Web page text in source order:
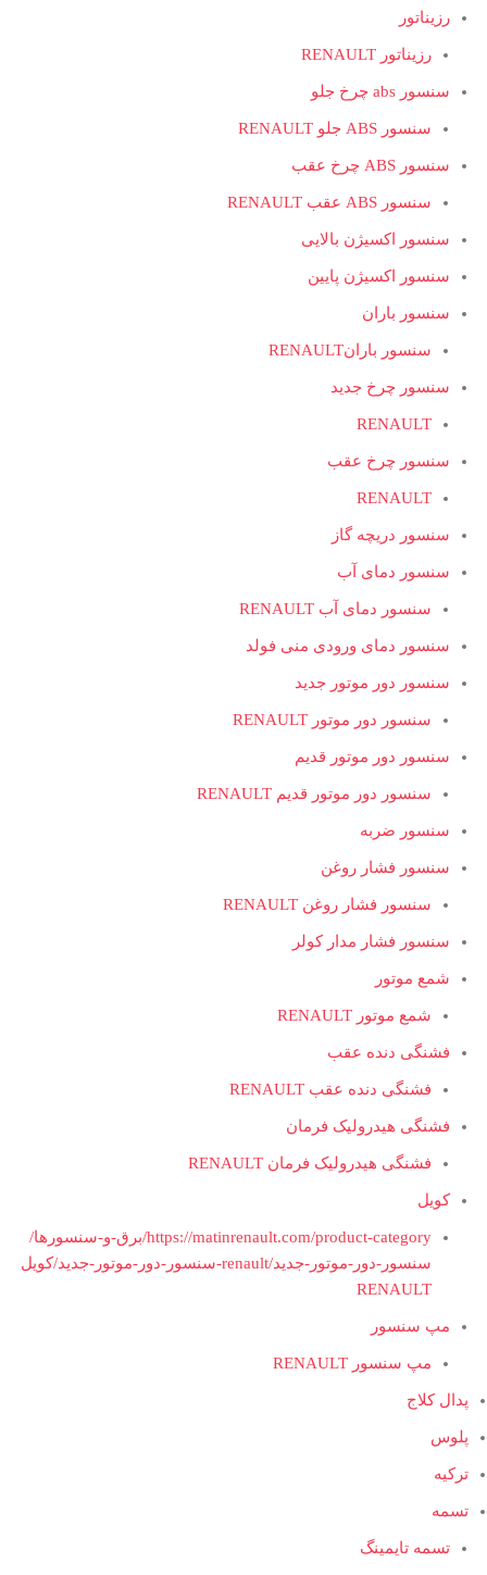
رزیناتور
رزیناتور RENAULT
سنسور abs چرخ جلو
سنسور ABS جلو RENAULT
سنسور ABS چرخ عقب
سنسور ABS عقب RENAULT
سنسور اکسیژن بالایی
سنسور اکسیژن پایین
سنسور باران
سنسور بارانRENAULT
سنسور چرخ جدید
RENAULT
سنسور چرخ عقب
RENAULT
سنسور دریچه گاز
سنسور دمای آب
سنسور دمای آب RENAULT
سنسور دمای ورودی منی فولد
سنسور دور موتور جدید
سنسور دور موتور RENAULT
سنسور دور موتور قدیم
سنسور دور موتور قدیم RENAULT
سنسور ضربه
سنسور فشار روغن
سنسور فشار روغن RENAULT
سنسور فشار مدار کولر
شمع موتور
شمع موتور RENAULT
فشنگی دنده عقب
فشنگی دنده عقب RENAULT
فشنگی هیدرولیک فرمان
فشنگی هیدرولیک فرمان RENAULT
کویل
https://matinrenault.com/product-category/برق-و-سنسورها/
سنسور-دور-موتور-جدید/renault-سنسور-دور-موتور-جدید/کویل
RENAULT
مپ سنسور
مپ سنسور RENAULT
پدال کلاج
پلوس
ترکیه
تسمه
تسمه تایمینگ